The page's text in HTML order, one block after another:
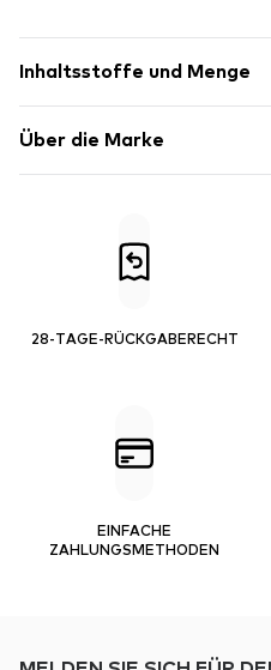
Inhaltsstoffe und Menge
Über die Marke
28-TAGE-RÜCKGABERECHT
EINFACHE
ZAHLUNGSMETHODEN